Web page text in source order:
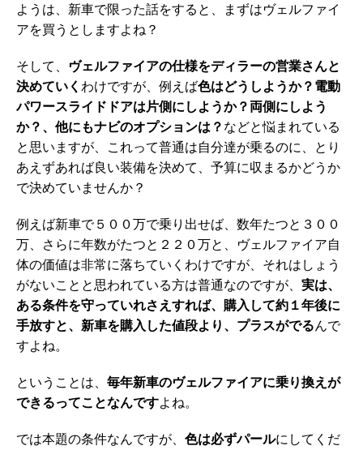
ようは、新車で限った話をすると、まずはヴェルファイ
アを買うとしますよね？
そして、 ヴェルファイアの仕様をディラーの営業さんと
決めていく わけですが、例えば色はどうしようか？電動
パワースライドドアは片側にしようか？両側にしよう
か？、他にもナビのオプションは？ などと悩まれている
と思いますが、これって普通は自分達が乗るのに、とり
あえずあれば良い装備を決めて、予算に収まるかどうか
で決めていませんか？
例えば新車で５００万で乗り出せば、数年たつと３００
万、さらに年数がたつと２２０万と、ヴェルファイア自
体の価値は非常に落ちていくわけですが、それはしょう
がないことと思われている方は普通なのですが、 実は、
ある条件を守っていれさえすれば、購入して約１年後に
手放すと、新車を購入した値段より、プラスがでるんで
すよね。
ということは、 毎年新車のヴェルファイアに乗り換えが
できるってことなんですよね。
では本題の条件なんですが、 色は必ずパールにしてくだ